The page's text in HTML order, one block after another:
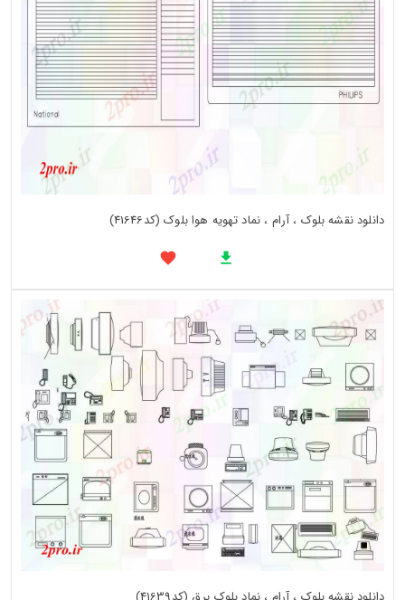
دانلود نقشه بلوک ، آرام ، نماد تهویه هوا بلوک (کد41646)